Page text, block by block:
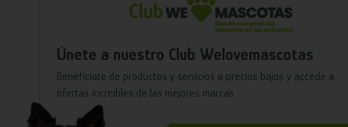
Únete a nuestro Club Welovemascotas
Benefíciate de productos y servicios a precios bajos y accede a
ofertas increíbles de las mejores marcas